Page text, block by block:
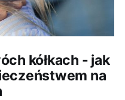
kółkach - jak
na